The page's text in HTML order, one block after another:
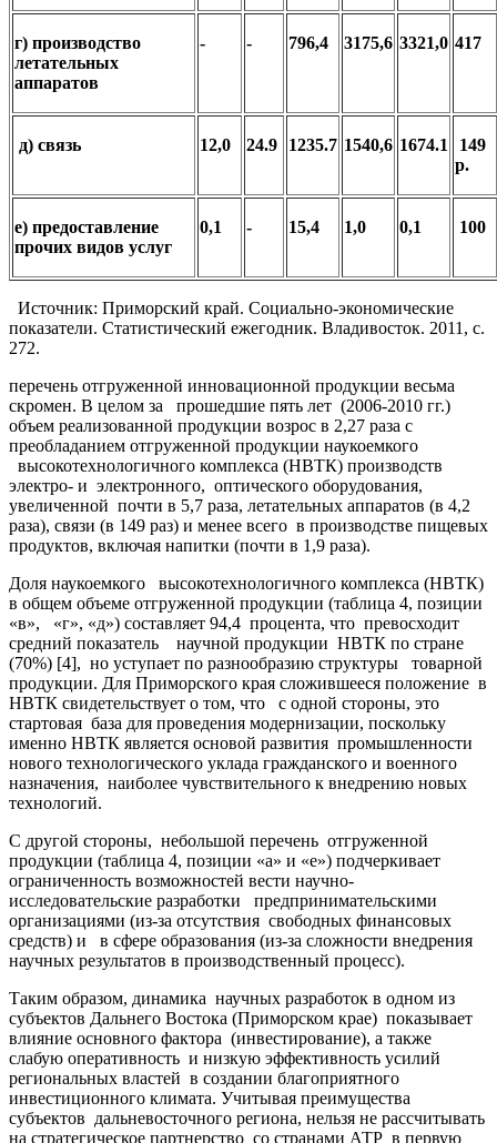
г) производство
летательных
аппаратов
- - 796,4 3175,6 3321,0 417
д) связь 12,0 24.9 1235.7 1540,6 1674.1
149
р.
е) предоставление
прочих видов услуг
0,1 - 15,4 1,0 0,1 100
Источник: Приморский край. Социально-экономические
показатели. Статистический ежегодник. Владивосток. 2011, с.
272.
перечень отгруженной инновационной продукции весьма
скромен. В целом за прошедшие пять лет (2006-2010 гг.)
объем реализованной продукции возрос в 2,27 раза с
преобладанием отгруженной продукции наукоемкого
высокотехнологичного комплекса (НВТК) производств
электро- и электронного, оптического оборудования,
увеличенной почти в 5,7 раза, летательных аппаратов (в 4,2
раза), связи (в 149 раз) и менее всего в производстве пищевых
продуктов, включая напитки (почти в 1,9 раза).
Доля наукоемкого высокотехнологичного комплекса (НВТК)
в общем объеме отгруженной продукции (таблица 4, позиции
«в», «г», «д») составляет 94,4 процента, что превосходит
средний показатель научной продукции НВТК по стране
(70%) [4], но уступает по разнообразию структуры товарной
продукции. Для Приморского края сложившееся положение в
НВТК свидетельствует о том, что с одной стороны, это
стартовая база для проведения модернизации, поскольку
именно НВТК является основой развития промышленности
нового технологического уклада гражданского и военного
назначения, наиболее чувствительного к внедрению новых
технологий.
С другой стороны, небольшой перечень отгруженной
продукции (таблица 4, позиции «а» и «е») подчеркивает
ограниченность возможностей вести научно-
исследовательские разработки предпринимательскими
организациями (из-за отсутствия свободных финансовых
средств) и в сфере образования (из-за сложности внедрения
научных результатов в производственный процесс).
Таким образом, динамика научных разработок в одном из
субъектов Дальнего Востока (Приморском крае) показывает
влияние основного фактора (инвестирование), а также
слабую оперативность и низкую эффективность усилий
региональных властей в создании благоприятного
инвестиционного климата. Учитывая преимущества
субъектов дальневосточного региона, нельзя не рассчитывать
на стратегическое партнерство со странами АТР в первую